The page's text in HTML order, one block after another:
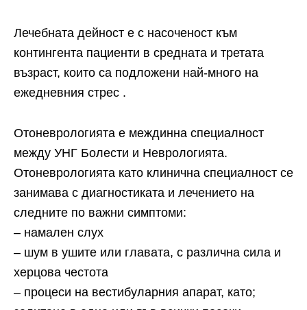
Лечебната дейност е с насоченост към
контингента пациенти в средната и третата
възраст, които са подложени най-много на
ежедневния стрес .
Отоневрологията е междинна специалност
между УНГ Болести и Неврологията.
Отоневрологията като клинична специалност се
занимава с диагностиката и лечението на
следните по важни симптоми:
– намален слух
– шум в ушите или главата, с различна сила и
херцова честота
– процеси на вестибуларния апарат, като;